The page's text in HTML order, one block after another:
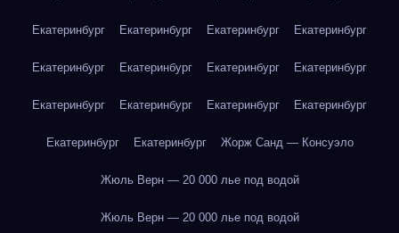
Екатеринбург Екатеринбург Екатеринбург Екатеринбург
Екатеринбург Екатеринбург Екатеринбург Екатеринбург
Екатеринбург Екатеринбург Екатеринбург Екатеринбург
Екатеринбург Екатеринбург Жорж Санд — Консуэло
Жюль Верн — 20 000 лье под водой
Жюль Верн — 20 000 лье под водой